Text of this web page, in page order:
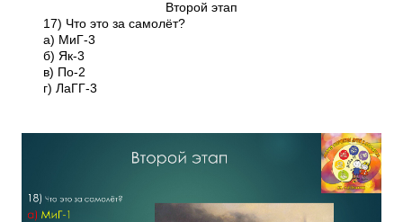
Второй этап
17) Что это за самолёт?
а) МиГ-3
б) Як-3
в) По-2
г) ЛаГГ-3